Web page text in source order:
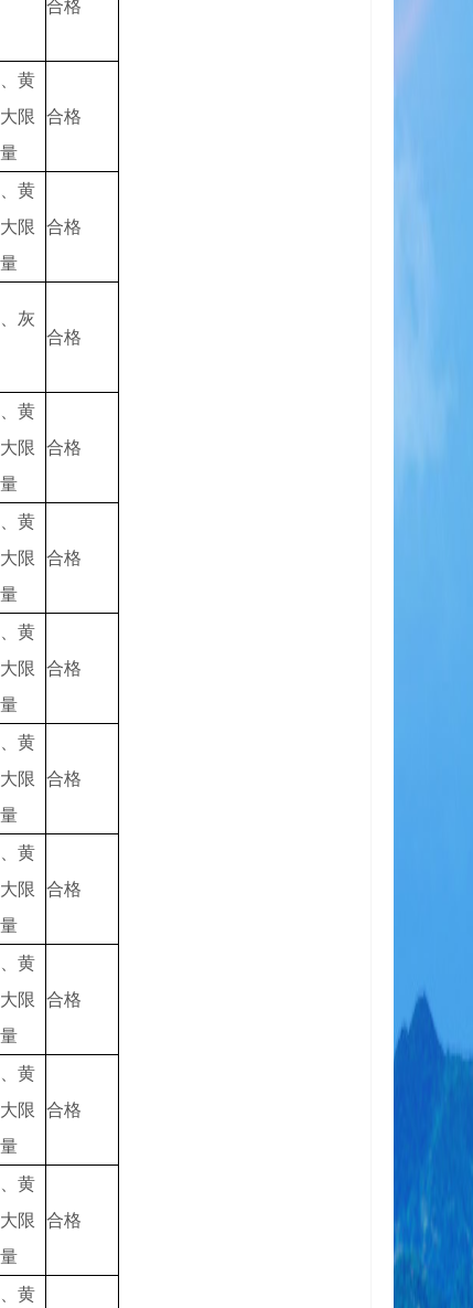
合格
黄
限
合格
黄
限
合格
灰
合格
黄
限
合格
黄
限
合格
黄
限
合格
黄
限
合格
黄
限
合格
黄
限
合格
黄
限
合格
黄
限
合格
黄